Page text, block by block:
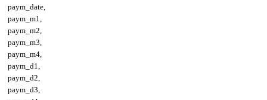
paym_date,
paym_m1,
paym_m2,
paym_m3,
paym_m4,
paym_d1,
paym_d2,
paym_d3,